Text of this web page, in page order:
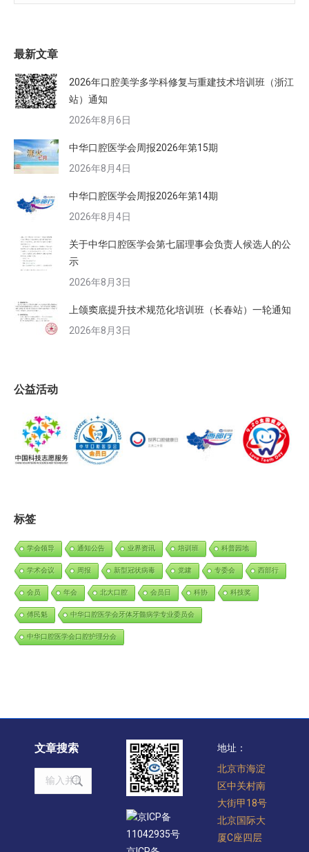
最新文章
2026年口腔美学多学科修复与重建技术培训班（浙江
站）通知
2026年8月6日
中华口腔医学会周报2026年第15期
2026年8月4日
中华口腔医学会周报2026年第14期
2026年8月4日
关于中华口腔医学会第七届理事会负责人候选人的公
示
2026年8月3日
上颌窦底提升技术规范化培训班（长春站）一轮通知
2026年8月3日
公益活动
标签
学会领导 通知公告 业界资讯 培训班 科普园地
学术会议 周报 新型冠状病毒 党建 专委会 西部行
会员 年会 北大口腔 会员日 科协 科技奖
傅民魁 中华口腔医学会牙体牙髓病学专业委员会
中华口腔医学会口腔护理分会
文章搜索
Search:
京ICP备
11042935号
地址：
北京市海淀
区中关村南
大街甲18号
北京国际大
厦C座四层